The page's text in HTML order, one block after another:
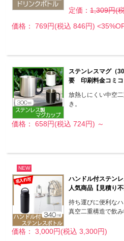
定価： 1,309円(
価格： 769円(税込 846円)
ステンレスマグ（
要 印刷料金コミコ
放熱しにくい中空
き。
価格： 658円(税込 724円) ～
NEW
ハンドル付ステン
人気商品【見積り
持ち運びに便利な
真空二重構造で飲
価格： 3,000円(税込 3,300円)